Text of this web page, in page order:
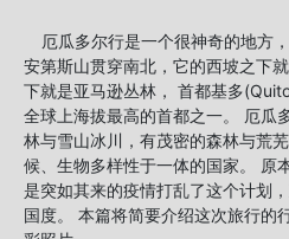
厄瓜多尔行是一个很神奇的地方
安第斯山贯穿南北，它的西坡之下
下就是亚马逊丛林， 首都基多
全球上海拔最高的首都之一。 厄瓜
林与雪山冰川，有茂密的森林与荒
候、生物多样性于一体的国家。 原
是突如其来的疫情打乱了这个计划
国度。 本篇将简要介绍这次旅行的